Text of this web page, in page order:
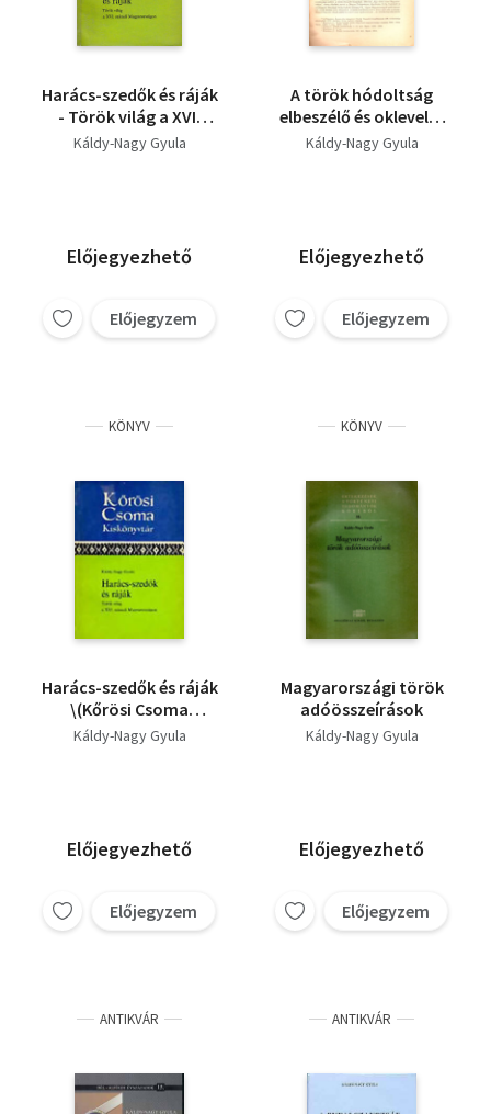
Harács-szedők és ráják
- Török világ a XVI.
századi
Káldy-Nagy Gyula
Előjegyezhető
Előjegyzem
A török hódoltság
elbeszélő és okleveles
kútfői -
Káldy-Nagy Gyula
Előjegyezhető
Előjegyzem
KÖNYV
Harács-szedők és ráják
\(Kőrösi Csoma
kiskönyvtár)
Káldy-Nagy Gyula
Előjegyezhető
Előjegyzem
KÖNYV
Magyarországi török
adóösszeírások
Káldy-Nagy Gyula
Előjegyezhető
Előjegyzem
ANTIKVÁR ANTIKVÁR